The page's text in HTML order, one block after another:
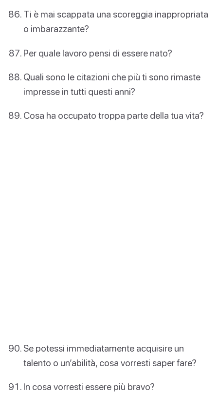
Ti è mai scappata una scoreggia inappropriata
o imbarazzante?
Per quale lavoro pensi di essere nato?
Quali sono le citazioni che più ti sono rimaste
impresse in tutti questi anni?
Cosa ha occupato troppa parte della tua vita?
Se potessi immediatamente acquisire un
talento o un’abilità, cosa vorresti saper fare?
In cosa vorresti essere più bravo?